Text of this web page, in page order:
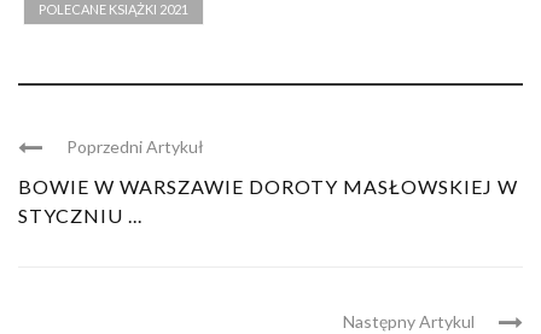
POLECANE KSIĄŻKI 2021
Poprzedni Artykuł
BOWIE W WARSZAWIE DOROTY MASŁOWSKIEJ W
STYCZNIU ...
Następny Artykul